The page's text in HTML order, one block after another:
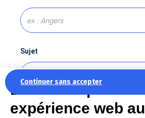
Continuer sans accepter
La recette pour une
expérience web au
Sujet
Message*